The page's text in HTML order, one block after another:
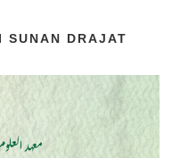
SUNAN DRAJAT